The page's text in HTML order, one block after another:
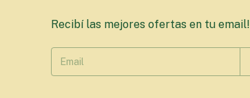
Recibí las mejores ofertas en tu email!